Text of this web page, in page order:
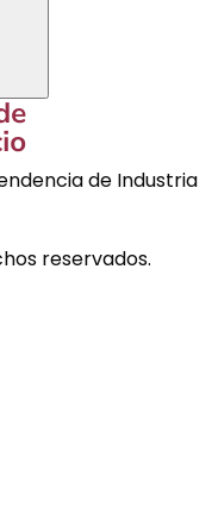
de Industria
reservados.